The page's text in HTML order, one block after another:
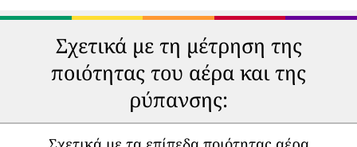
Σχετικά με τη μέτρηση της
ποιότητας του αέρα και της
ρύπανσης: